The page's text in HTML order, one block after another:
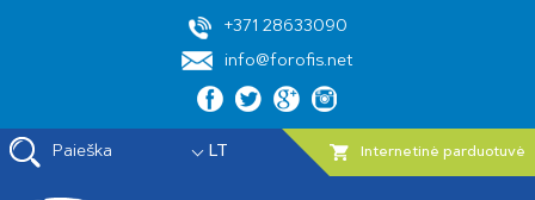
+371 28633090
info@forofis.net
Paieška LT Internetinė parduotuvė